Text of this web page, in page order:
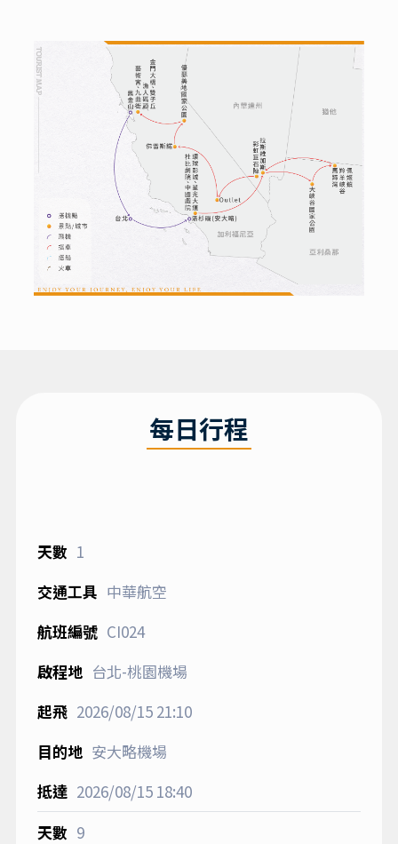
每日行程
1
中華航空
CI024
台北-桃園機場
2026/08/1521:10
安大略機場
2026/08/1518:40
9